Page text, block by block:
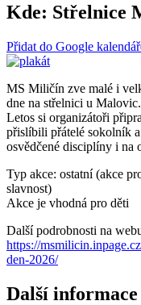
Kde: Střelnice
Přidat do Google
MS Miličín zve malé i
dne na střelnici u Malovic.
Letos si organizátoři
přislíbili přátelé sokolník a
osvědčené disciplíny i na
Typ akce: ostatní (akce
slavnost)
Akce je vhodná pro děti
Další podrobnosti na
https://
den-2026/
Další informace